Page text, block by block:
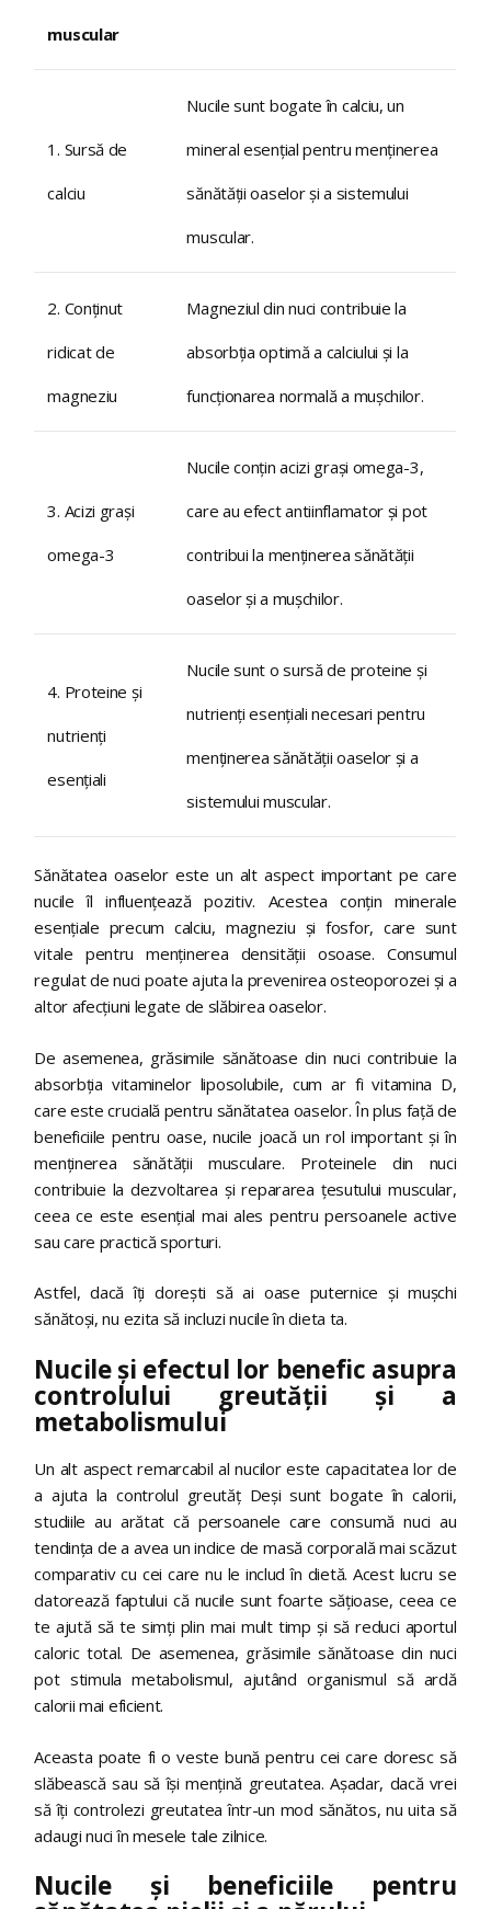
muscular
1. Sursă de
calciu
Nucile sunt bogate în calciu, un
mineral esențial pentru menținerea
sănătății oaselor și a sistemului
muscular.
2. Conținut
ridicat de
magneziu
Magneziul din nuci contribuie la
absorbția optimă a calciului și la
funcționarea normală a mușchilor.
3. Acizi grași
omega-3
Nucile conțin acizi grași omega-3,
care au efect antiinflamator și pot
contribui la menținerea sănătății
oaselor și a mușchilor.
4. Proteine și
nutrienți
esențiali
Nucile sunt o sursă de proteine și
nutrienți esențiali necesari pentru
menținerea sănătății oaselor și a
sistemului muscular.
Sănătatea oaselor este un alt aspect important pe care
nucile îl influențează pozitiv. Acestea conțin minerale
esențiale precum calciu, magneziu și fosfor, care sunt
vitale pentru menținerea densității osoase. Consumul
regulat de nuci poate ajuta la prevenirea osteoporozei și a
altor afecțiuni legate de slăbirea oaselor.
De asemenea, grăsimile sănătoase din nuci contribuie la
absorbția vitaminelor liposolubile, cum ar fi vitamina D,
care este crucială pentru sănătatea oaselor. În plus față de
beneficiile pentru oase, nucile joacă un rol important și în
menținerea sănătății musculare. Proteinele din nuci
contribuie la dezvoltarea și repararea țesutului muscular,
ceea ce este esențial mai ales pentru persoanele active
sau care practică sporturi.
Astfel, dacă îți dorești să ai oase puternice și mușchi
sănătoși, nu ezita să incluzi nucile în dieta ta.
Nucile și efectul lor benefic asupra
controlului greutății și a
metabolismului
Un alt aspect remarcabil al nucilor este capacitatea lor de
a ajuta la controlul greutăț Deși sunt bogate în calorii,
studiile au arătat că persoanele care consumă nuci au
tendința de a avea un indice de masă corporală mai scăzut
comparativ cu cei care nu le includ în dietă. Acest lucru se
datorează faptului că nucile sunt foarte sățioase, ceea ce
te ajută să te simți plin mai mult timp și să reduci aportul
caloric total. De asemenea, grăsimile sănătoase din nuci
pot stimula metabolismul, ajutând organismul să ardă
calorii mai eficient.
Aceasta poate fi o veste bună pentru cei care doresc să
slăbească sau să își mențină greutatea. Așadar, dacă vrei
să îți controlezi greutatea într-un mod sănătos, nu uita să
adaugi nuci în mesele tale zilnice.
Nucile și beneficiile pentru